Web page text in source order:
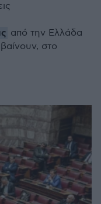
από την Ελλάδα
στο